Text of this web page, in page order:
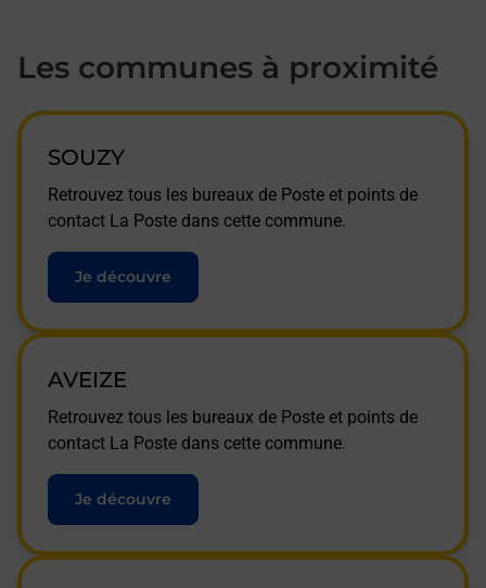
Les communes à proximité
SOUZY
Retrouvez tous les bureaux de Poste et points de
contact La Poste dans cette commune.
Je découvre
AVEIZE
Retrouvez tous les bureaux de Poste et points de
contact La Poste dans cette commune.
Je découvre